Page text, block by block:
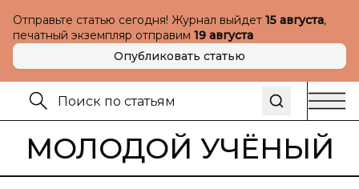
Отправьте статью сегодня! Журнал выйдет 15 августа,
печатный экземпляр отправим 19 августа
Опубликовать статью
МОЛОДОЙ УЧЁНЫЙ